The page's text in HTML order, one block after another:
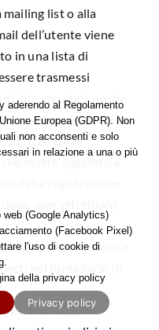
mailing list o alla
dell’utente viene
in una lista di
trasmessi
informazioni, anche
relative
email
essere aggiunto a
della registrazione
aver effettuato
nome, cognome e
nel formulario di
Group)
aderendo al Regolamento
Europea (GDPR). Non
non acconsenti e solo
in relazione a una o più
(Google Analytics)
(Facebook Pixel)
l'uso di cookie di
della privacy policy
Privacy policy